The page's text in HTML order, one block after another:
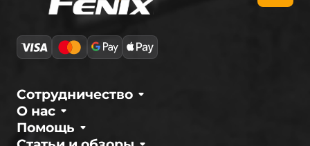
О нас
Сотрудничество
Помощь